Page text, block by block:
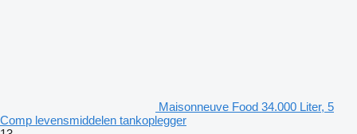
Maisonneuve Food 34.000 Liter, 5
Comp levensmiddelen tankoplegger